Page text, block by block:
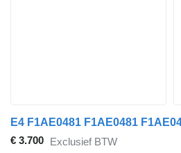
€ 3.700 Exclusief BTW